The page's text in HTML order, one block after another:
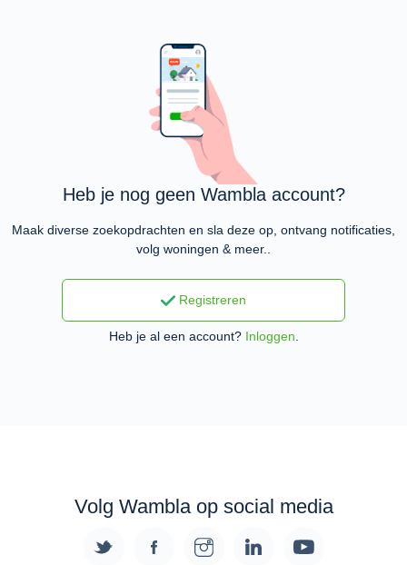
Heb je nog geen Wambla account?
Maak diverse zoekopdrachten en sla deze op, ontvang notificaties,
volg woningen & meer..
Registreren
Heb je al een account? Inloggen
Volg Wambla op social media